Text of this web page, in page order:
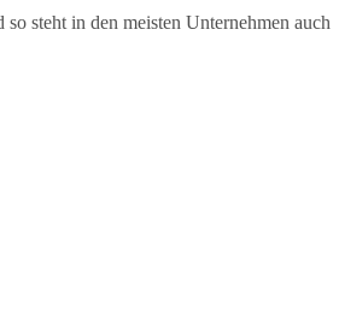
steht in den meisten Unternehmen auch